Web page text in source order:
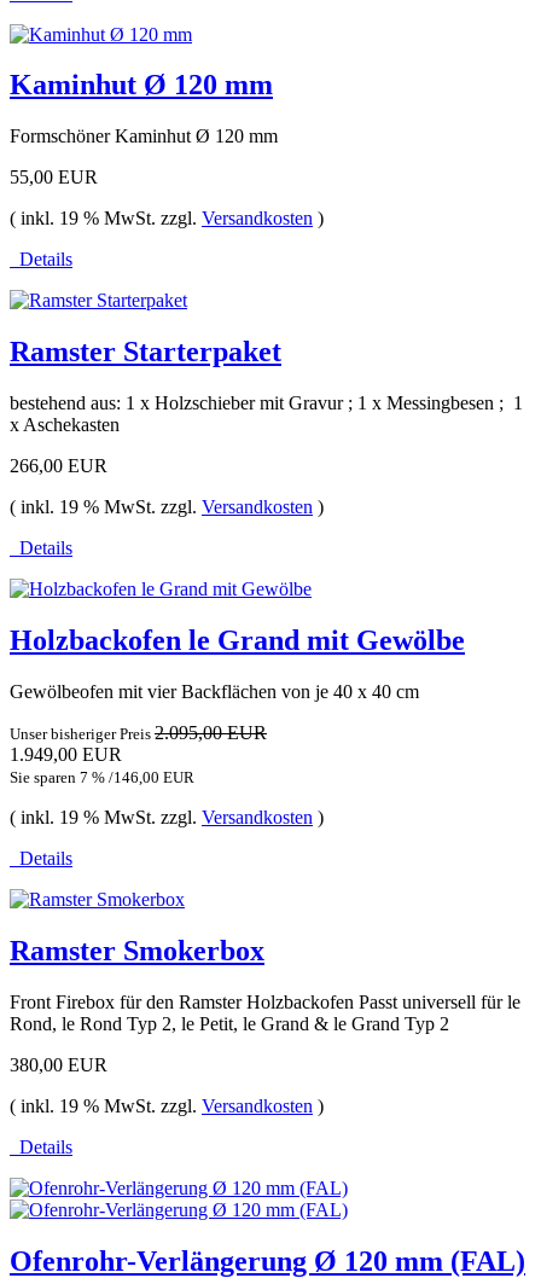
Kaminhut Ø 120 mm
Formschöner Kaminhut Ø 120 mm
55,00 EUR
( inkl. 19 % MwSt. zzgl. Versandkosten )
Details
Ramster Starterpaket
bestehend aus: 1 x Holzschieber mit Gravur ; 1 x Messingbesen ; 1
x Aschekasten
266,00 EUR
( inkl. 19 % MwSt. zzgl. Versandkosten )
Details
Holzbackofen le Grand mit Gewölbe
Gewölbeofen mit vier Backflächen von je 40 x 40 cm
Unser bisheriger Preis 2.095,00 EUR
1.949,00 EUR
Sie sparen 7 % /146,00 EUR
( inkl. 19 % MwSt. zzgl. Versandkosten )
Details
Ramster Smokerbox
Front Firebox für den Ramster Holzbackofen Passt universell für le
Rond, le Rond Typ 2, le Petit, le Grand & le Grand Typ 2
380,00 EUR
( inkl. 19 % MwSt. zzgl. Versandkosten )
Details
Ofenrohr-Verlängerung Ø 120 mm (FAL)